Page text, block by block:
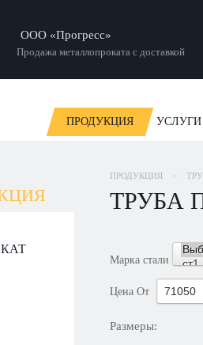
ООО «Прогресс»
Продажа металлопроката с доставкой
ПРОДУКЦИЯ УСЛУГИ
ПРОДУКЦИЯ >
ТРУБА
Марка стали
Цена От
Размеры: